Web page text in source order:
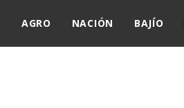
AGRO NACIÓN BAJÍO